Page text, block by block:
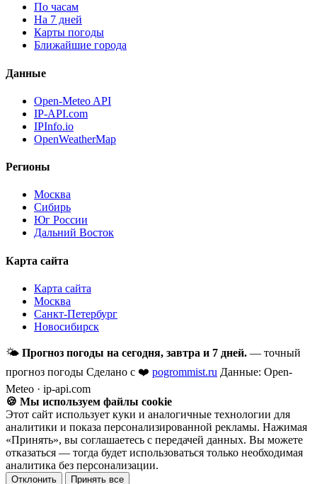
По часам
На 7 дней
Карты погоды
Ближайшие города
Данные
Open-Meteo API
IP-API.com
IPInfo.io
OpenWeatherMap
Регионы
Москва
Сибирь
Юг России
Дальний Восток
Карта сайта
Карта сайта
Москва
Санкт-Петербург
Новосибирск
🌤 Прогноз погоды на сегодня, завтра и 7 дней. — точный
прогноз погоды Сделано с ❤️ pogrommist.ru Данные: Open-
Meteo · ip-api.com
🍪 Мы используем файлы cookie
Этот сайт использует куки и аналогичные технологии для
аналитики и показа персонализированной рекламы. Нажимая
«Принять», вы соглашаетесь с передачей данных. Вы можете
отказаться — тогда будет использоваться только необходимая
аналитика без персонализации.
Отклонить Принять все